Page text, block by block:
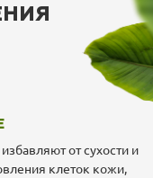
от сухости и
клеток кожи,